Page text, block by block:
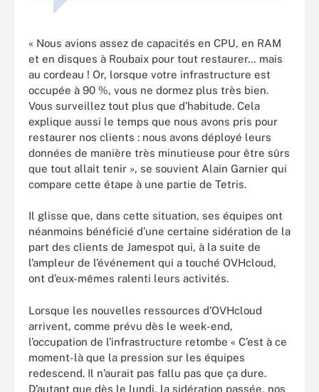
« Nous avions assez de capacités en CPU, en RAM
et en disques à Roubaix pour tout restaurer… mais
au cordeau ! Or, lorsque votre infrastructure est
occupée à 90 %, vous ne dormez plus très bien.
Vous surveillez tout plus que d’habitude. Cela
explique aussi le temps que nous avons pris pour
restaurer nos clients : nous avons déployé leurs
données de manière très minutieuse pour être sûrs
que tout allait tenir », se souvient Alain Garnier qui
compare cette étape à une partie de Tetris.
Il glisse que, dans cette situation, ses équipes ont
néanmoins bénéficié d’une certaine sidération de la
part des clients de Jamespot qui, à la suite de
l’ampleur de l’événement qui a touché OVHcloud,
ont d’eux-mêmes ralenti leurs activités.
Lorsque les nouvelles ressources d’OVHcloud
arrivent, comme prévu dès le week-end,
l’occupation de l’infrastructure retombe « C’est à ce
moment-là que la pression sur les équipes
redescend. Il n’aurait pas fallu pas que ça dure.
D’autant que dès le lundi, la sidération passée, nos